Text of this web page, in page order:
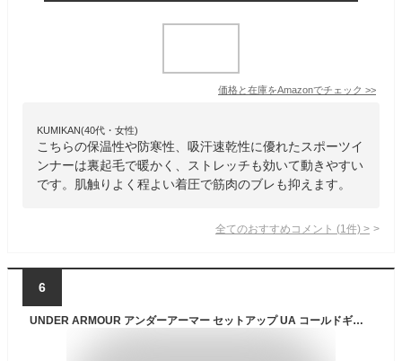
価格と在庫をAmazonでチェック >>
KUMIKAN(40代・女性)
こちらの保温性や防寒性、吸汗速乾性に優れたスポーツイ
ンナーは裏起毛で暖かく、ストレッチも効いて動きやすい
です。肌触りよく程よい着圧で筋肉のブレも抑えます。
全てのおすすめコメント (1 件) >
6
UNDER ARMOUR アンダーアーマー セットアップ UA コールドギア アーマー フィッティド ツイスト ロングスリーブ モック シャツ・ツイスト レギンス 上下セット（トレーニング/MEN）002：Black / TeamRoyal トレーニングウエア 上下 保温性 秋冬 暖かさ 快適 吸汗速乾